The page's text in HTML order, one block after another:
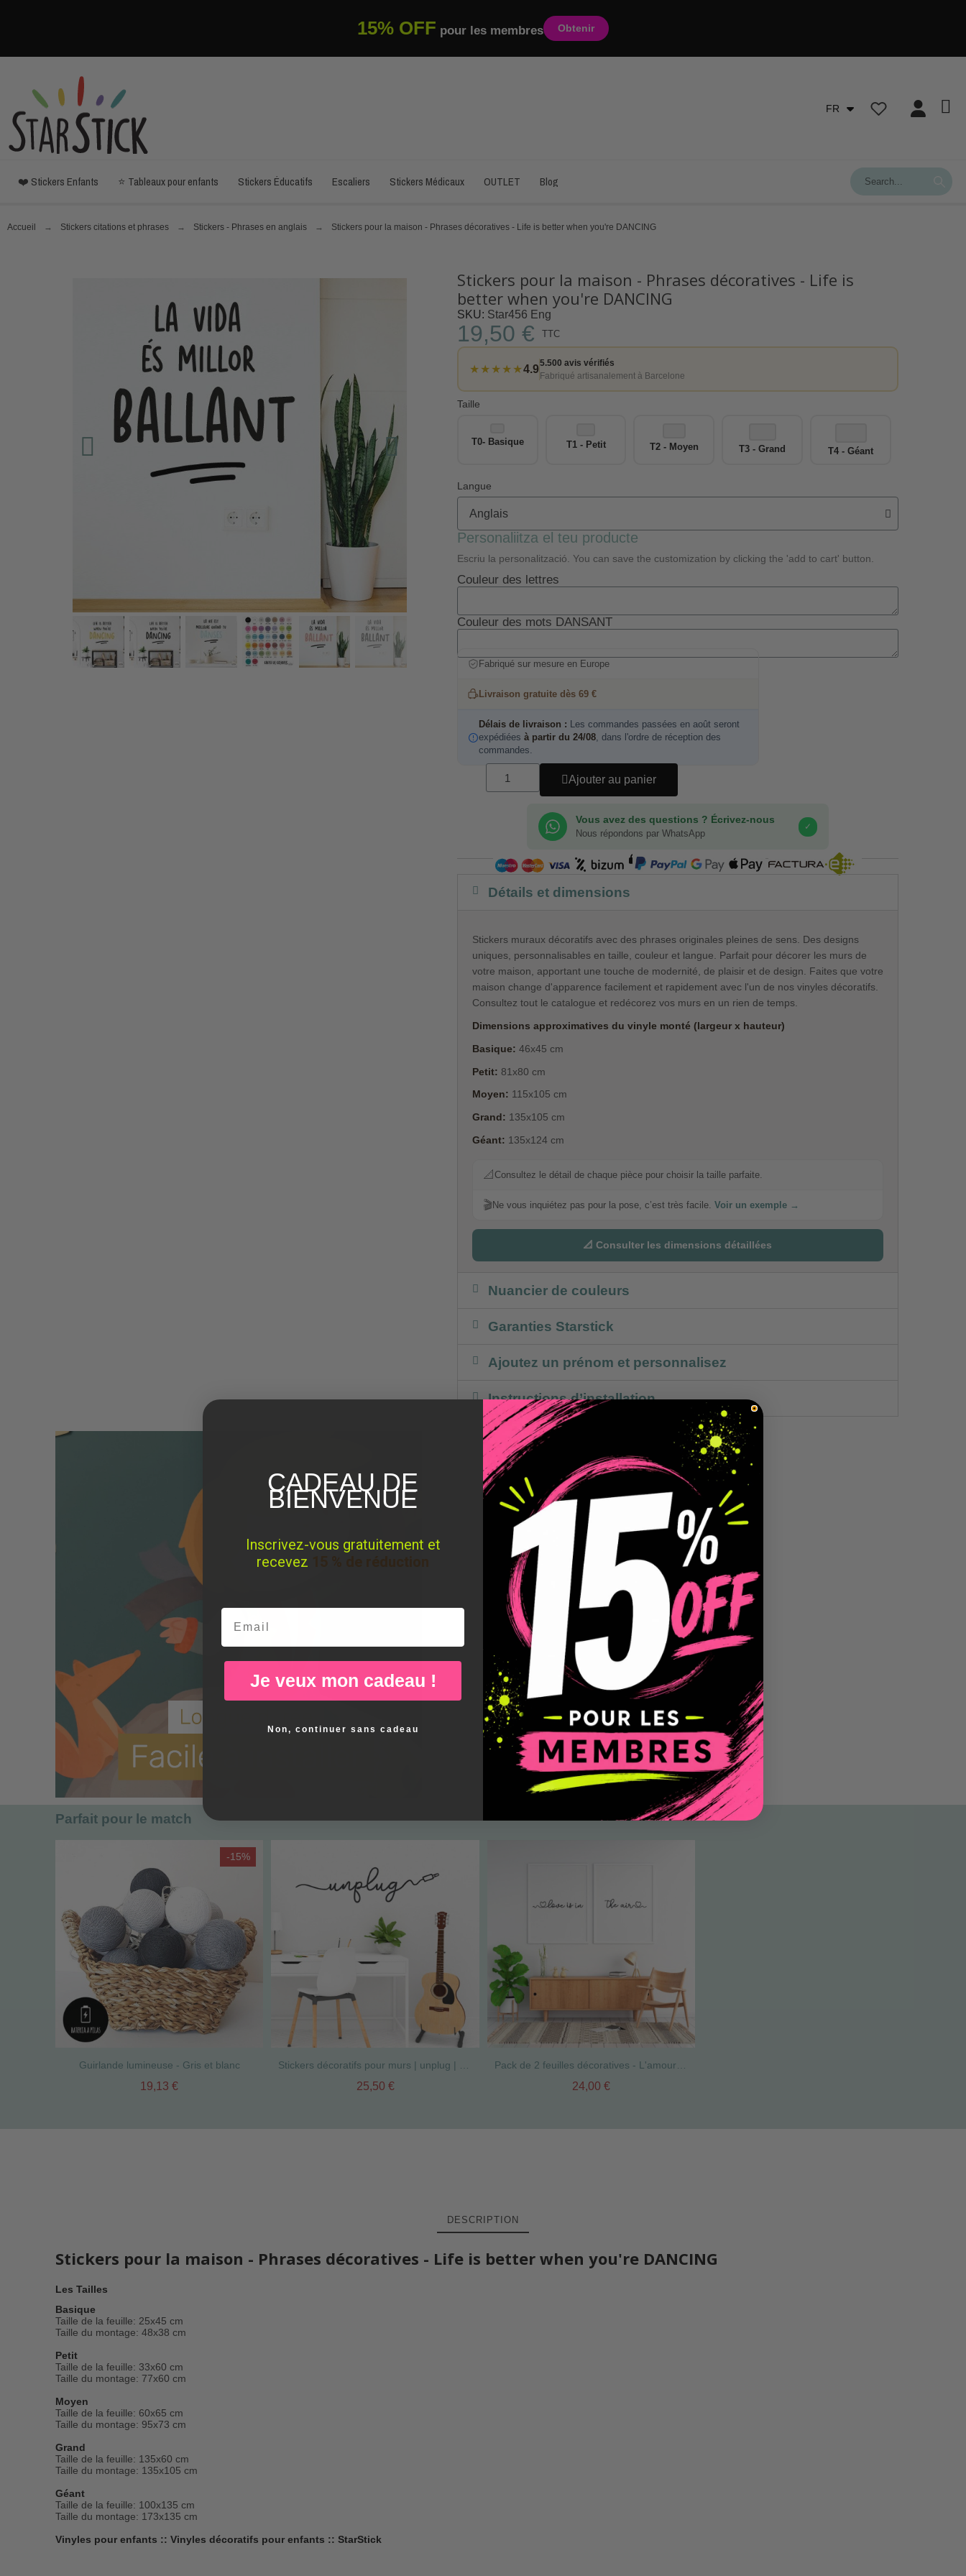
15% OFF pour les membres Obtenir
FR
❤️ Stickers Enfants ⭐ Tableaux pour enfants Stickers Éducatifs Escaliers Stickers Médicaux OUTLET Blog
Accueil Stickers citations et phrases Stickers - Phrases en anglais Stickers pour la maison - Phrases décoratives - Life is better when you're DANCING
Stickers pour la maison - Phrases décoratives - Life is
better when you're DANCING
SKU Star456 Eng
19,50 € TTC
★★★★★4.9
5.500 avis vérifiés
Fabriqué artisanalement à Barcelone
Taille
T0- Basique T1 - Petit T2 - Moyen T3 - Grand T4 - Géant
Langue
Personaliitza el teu producte
Escriu la personalització. You can save the customization by clicking the 'add to cart' button.
Couleur des lettres
Couleur des mots DANSANT
Fabriqué sur mesure en Europe
Livraison gratuite dès 69 €
Délais de livraison : Les commandes passées en août seront
expédiées à partir du 24/08, dans l'ordre de réception des
commandes.
Ajouter au panier
Vous avez des questions ? Écrivez-nous
Nous répondons par WhatsApp
✓
COMPRA SEGURA
Détails et dimensions
Stickers muraux décoratifs avec des phrases originales pleines de sens. Des designs
uniques, personnalisables en taille, couleur et langue. Parfait pour décorer les murs de
votre maison, apportant une touche de modernité, de plaisir et de design. Faites que votre
maison change d'apparence facilement et rapidement avec l'un de nos vinyles décoratifs.
Consultez tout le catalogue et redécorez vos murs en un rien de temps.
Dimensions approximatives du vinyle monté (largeur x hauteur)
Basique: 46x45 cm
Petit: 81x80 cm
Moyen: 115x105 cm
Grand: 135x105 cm
Géant: 135x124 cm
📐 Consultez le détail de chaque pièce pour choisir la taille parfaite.
🎬Ne vous inquiétez pas pour la pose, c’est très facile. Voir un exemple →
📐 Consulter les dimensions détaillées
Nuancier de couleurs
Garanties Starstick
Ajoutez un prénom et personnalisez
Instructions d’installation
Parfait pour le match
-15%
Guirlande lumineuse - Gris et blanc
19,13 €
Stickers décoratifs pour murs | unplug | décoration de la maison
25,50 €
Pack de 2 feuilles décoratives - L'amour est dans l'air
24,00 €
DESCRIPTION
Stickers pour la maison - Phrases décoratives - Life is better when you're DANCING
Les Tailles
Basique
Taille de la feuille: 25x45 cm
Taille du montage: 48x38 cm
Petit
Taille de la feuille: 33x60 cm
Taille du montage: 77x60 cm
Moyen
Taille de la feuille: 60x65 cm
Taille du montage: 95x73 cm
Grand
Taille de la feuille: 135x60 cm
Taille du montage: 135x105 cm
Géant
Taille de la feuille: 100x135 cm
Taille du montage: 173x135 cm
Vinyles pour enfants :: Vinyles décoratifs pour enfants :: StarStick
CADEAU DE
BIENVENUE
Inscrivez-vous gratuitement et
recevez
15 % de réduction
Email
Je veux mon cadeau !
Non, continuer sans cadeau